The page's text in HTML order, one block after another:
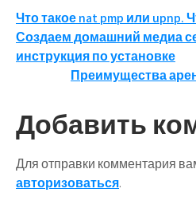
Навигация
по
записям
Что такое nat pmp или upnp.
Создаем домашний медиа
инструкция по установке
Преимущества
Добавить
Для отправки комментария
авторизоваться.